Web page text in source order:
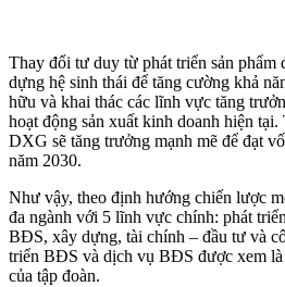
Thay đổi tư duy từ phát triển sản
dựng hệ sinh thái để tăng cường khả
hữu và khai thác các lĩnh vực tăng
hoạt động sản xuất kinh doanh hiện
DXG sẽ tăng trưởng mạnh mẽ để đạt
năm 2030.
Như vậy, theo định hướng chiến lược
đa ngành với 5 lĩnh vực chính: phát
BĐS, xây dựng, tài chính – đầu tư và
triển BĐS và dịch vụ BĐS được xem là
của tập đoàn.